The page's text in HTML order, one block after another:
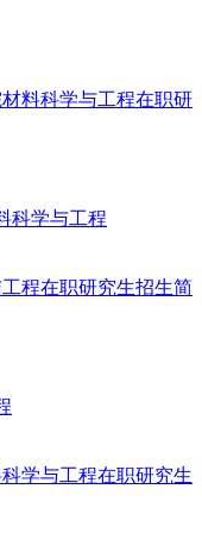
料科学与工程在职研
科学与工程
程在职研究生招生简
学与工程在职研究生